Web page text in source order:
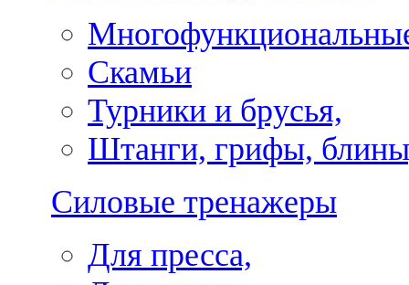
Скамьи
Турники и брусья,
Штанги, грифы,
Силовые тренажеры
Для пресса,